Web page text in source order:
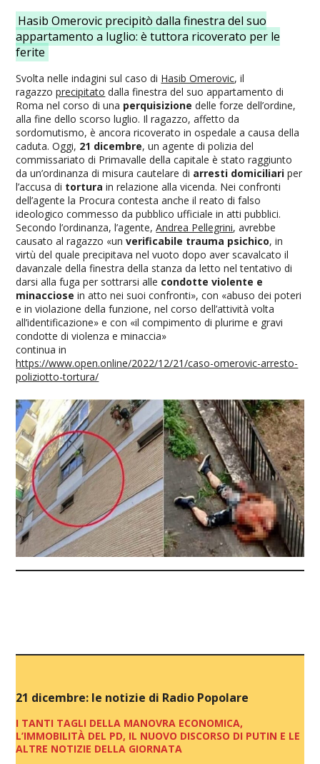
Hasib Omerovic precipitò dalla finestra del suo
appartamento a luglio: è tuttora ricoverato per le
ferite
Svolta nelle indagini sul caso di Hasib Omerovic, il
ragazzoprecipitato dalla finestra del suo appartamento di
Roma nel corso di una perquisizione delle forze dell’ordine,
alla fine dello scorso luglio. Il ragazzo, affetto da
sordomutismo, è ancora ricoverato in ospedale a causa della
caduta. Oggi, 21 dicembre, un agente di polizia del
commissariato di Primavalle della capitale è stato raggiunto
da un’ordinanza di misura cautelare di arresti domiciliari per
l’accusa di tortura in relazione alla vicenda. Nei confronti
dell’agente la Procura contesta anche il reato di falso
ideologico commesso da pubblico ufficiale in atti pubblici.
Secondo l’ordinanza, l’agente,Andrea Pellegrini, avrebbe
causato al ragazzo «unverificabile trauma psichico, in
virtù del quale precipitava nel vuoto dopo aver scavalcato il
davanzale della finestra della stanza da letto nel tentativo di
darsi alla fuga per sottrarsi alle condotte violente e
minacciosein atto nei suoi confronti», con «abuso dei poteri
e in violazione della funzione, nel corso dell’attività volta
all’identificazione» e con «il compimento di plurime e gravi
condotte di violenza e minaccia»
continua in
https://www.open.online/2022/12/21/caso-omerovic-arresto-
poliziotto-tortura/
21 dicembre: le notizie di Radio Popolare
I TANTI TAGLI DELLA MANOVRA ECONOMICA,
L’IMMOBILITÀ DEL PD, IL NUOVO DISCORSO DI PUTIN E LE
ALTRE NOTIZIE DELLA GIORNATA